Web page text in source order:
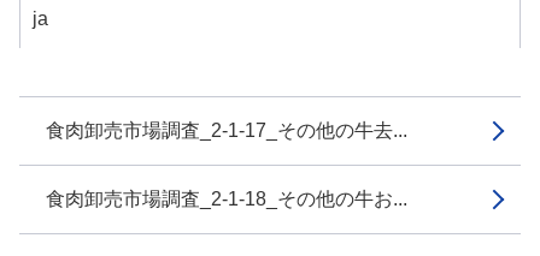
食肉卸売市場調査_2-1-17_その他の牛去...
食肉卸売市場調査_2-1-18_その他の牛お...
ja